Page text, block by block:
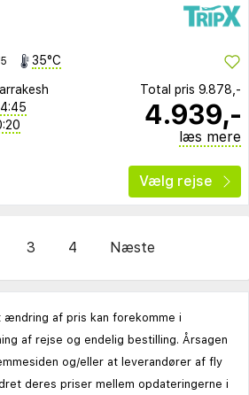
35°C
Total pris 9.878,-
4.939,-
læs mere
Vælg rejse
3 4 Næste
af pris kan forekomme i
af rejse og endelig bestilling. Årsagen
og/eller at leverandører af fly
deres priser mellem opdateringerne i